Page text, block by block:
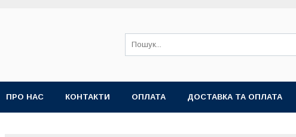
ПРО НАС КОНТАКТИ ОПЛАТА ДОСТАВКА ТА ОПЛАТА